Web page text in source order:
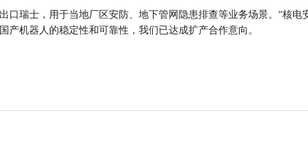
口瑞士，用于当地厂区安防、地下管网隐患排查等业务场景。“核电
机器人的稳定性和可靠性，我们已达成扩产合作意向。